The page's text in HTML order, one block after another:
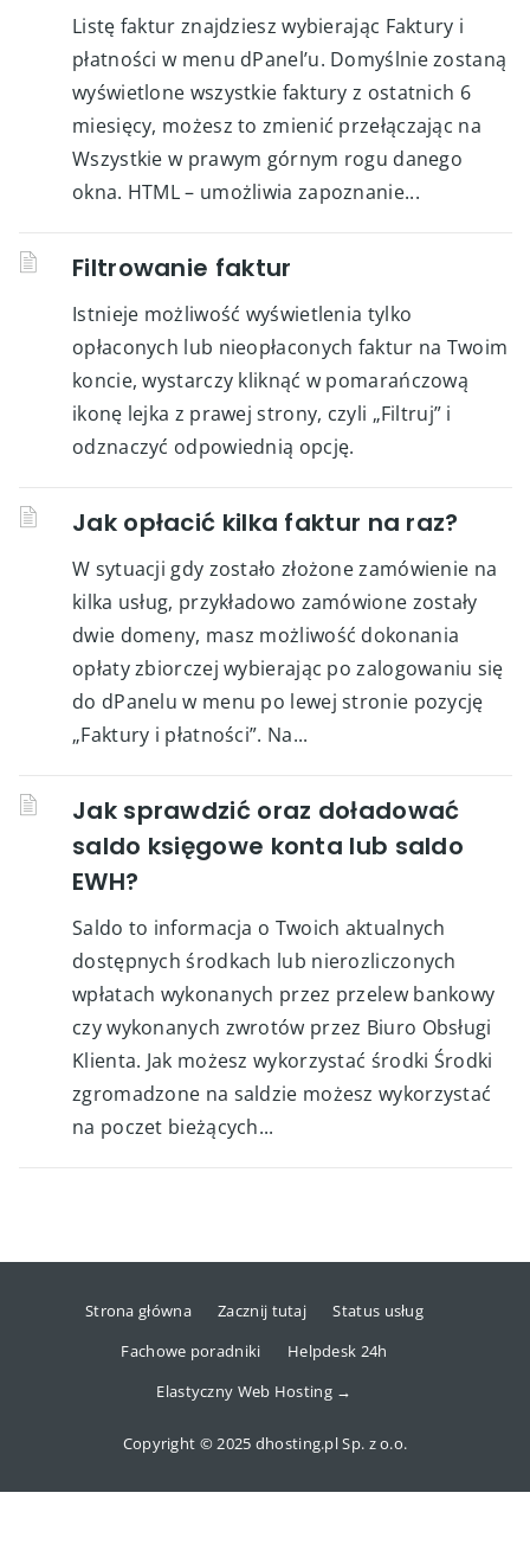
Listę faktur znajdziesz wybierając Faktury i
płatności w menu dPanel’u. Domyślnie zostaną
wyświetlone wszystkie faktury z ostatnich 6
miesięcy, możesz to zmienić przełączając na
Wszystkie w prawym górnym rogu danego
okna. HTML – umożliwia zapoznanie...
Filtrowanie faktur
Istnieje możliwość wyświetlenia tylko
opłaconych lub nieopłaconych faktur na Twoim
koncie, wystarczy kliknąć w pomarańczową
ikonę lejka z prawej strony, czyli „Filtruj” i
odznaczyć odpowiednią opcję.
Jak opłacić kilka faktur na raz?
W sytuacji gdy zostało złożone zamówienie na
kilka usług, przykładowo zamówione zostały
dwie domeny, masz możliwość dokonania
opłaty zbiorczej wybierając po zalogowaniu się
do dPanelu w menu po lewej stronie pozycję
„Faktury i płatności”. Na...
Jak sprawdzić oraz doładować
saldo księgowe konta lub saldo
EWH?
Saldo to informacja o Twoich aktualnych
dostępnych środkach lub nierozliczonych
wpłatach wykonanych przez przelew bankowy
czy wykonanych zwrotów przez Biuro Obsługi
Klienta. Jak możesz wykorzystać środki Środki
zgromadzone na saldzie możesz wykorzystać
na poczet bieżących...
Strona główna Zacznij tutaj
Status usług
Fachowe poradniki
Helpdesk 24h
Elastyczny Web Hosting →
Copyright © 2025 dhosting.pl Sp. z o.o.